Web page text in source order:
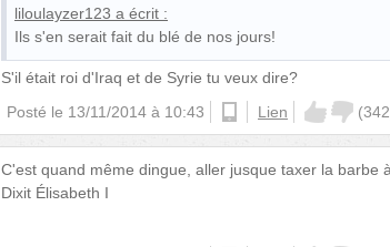
liloulayzer123 a écrit :
Ils s'en serait fait du blé de nos jours!
S'il était roi d'Iraq et de Syrie tu veux dire?
Posté le 13/11/2014 à 10:43 androidLien (342
C'est quand même dingue, aller jusque taxer la barbe
Dixit Élisabeth I